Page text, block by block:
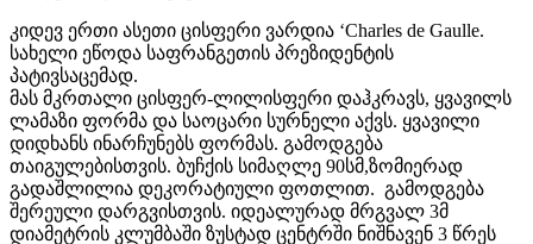
კიდევ ერთი ასეთი ცისფერი ვარდია ‘Charles de Gaulle.
სახელი ეწოდა საფრანგეთის პრეზიდენტის
პატივსაცემად.
მას მკრთალი ცისფერ-ლილისფერი დაჰკრავს, ყვავილს
ლამაზი ფორმა და საოცარი სურნელი აქვს. ყვავილი
დიდხანს ინარჩუნებს ფორმას. გამოდგება
თაიგულებისთვის. ბუჩქის სიმაღლე 90სმ,ზომიერად
გადაშლილია დეკორატიული ფოთლით. გამოდგება
შერეული დარგვისთვის. იდეალურად მრგვალ 3მ
დიამეტრის კლუმბაში ზუსტად ცენტრში ნიშნავენ 3 წრეს